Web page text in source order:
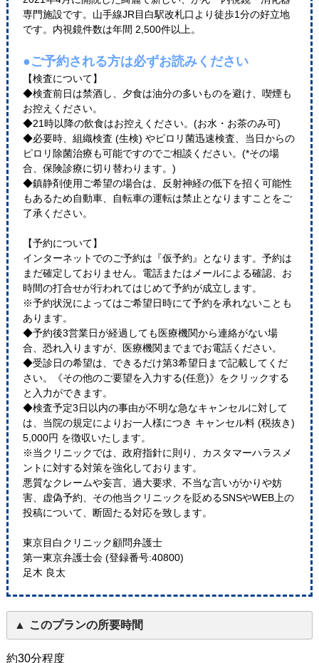
専門施設です。山手線JR目白駅改札口より徒歩1分の好立地
です。内視鏡件数は年間 2,500件以上。
●ご予約される方は必ずお読みください
【検査について】
◆検査前日は禁酒し、夕食は油分の多いものを避け、喫煙も
お控えください。
◆21時以降の飲食はお控えください。(お水・お茶のみ可)
◆必要時、組織検査 (生検) やピロリ菌迅速検査、当日からの
ピロリ除菌治療も可能ですのでご相談ください。(*その場
合、保険診療に切り替わります。)
◆鎮静剤使用ご希望の場合は、反射神経の低下を招く可能性
もあるため自動車、自転車の運転は禁止となりますことをご
了承ください。
【予約について】
インターネットでのご予約は『仮予約』となります。予約は
まだ確定しておりません。電話またはメールによる確認、お
時間の打合せが行われてはじめて予約が成立します。
※予約状況によってはご希望日時にて予約を承れないことも
あります。
◆予約後3営業日が経過しても医療機関から連絡がない場
合、恐れ入りますが、医療機関までまでお電話ください。
◆受診日の希望は、できるだけ第3希望日まで記載してくだ
さい。《その他のご要望を入力する(任意)》をクリックする
と入力ができます。
◆検査予定3日以内の事由が不明な急なキャンセルに対して
は、当院の規定によりお一人様につき キャンセル料 (税抜き)
5,000円 を徴収いたします。
※当クリニックでは、政府指針に則り、カスタマーハラスメ
ントに対する対策を強化しております。
悪質なクレームや妄言、過大要求、不当な言いがかりや妨
害、虚偽予約、その他当クリニックを貶めるSNSやWEB上の
投稿について、断固たる対応を致します。
東京目白クリニック顧問弁護士
第一東京弁護士会 (登録番号:40800)
足木 良太
このプランの所要時間
約30分程度